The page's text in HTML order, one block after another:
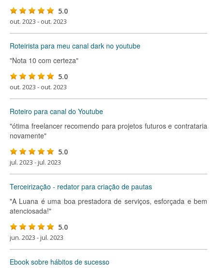
5.0
out. 2023 - out. 2023
Roteirista para meu canal dark no youtube
"Nota 10 com certeza"
5.0
out. 2023 - out. 2023
Roteiro para canal do Youtube
"ótima freelancer recomendo para projetos futuros e contrataria
novamente"
5.0
jul. 2023 - jul. 2023
Terceirização - redator para criação de pautas
"A Luana é uma boa prestadora de serviços, esforçada e bem
atenciosada!"
5.0
jun. 2023 - jul. 2023
Ebook sobre hábitos de sucesso